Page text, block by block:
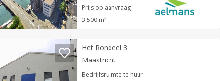
Prijs op aanvraag
3.500 m2
Het Rondeel 3
Maastricht
Bedrijfsruimte te huur